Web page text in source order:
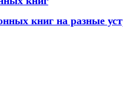
книг на разные